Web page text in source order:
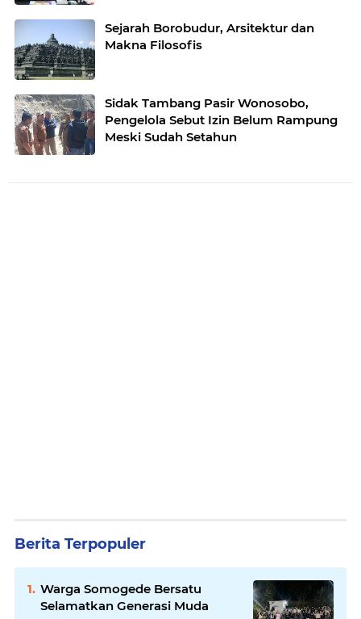
Sejarah Borobudur, Arsitektur dan
Makna Filosofis
Sidak Tambang Pasir Wonosobo,
Pengelola Sebut Izin Belum Rampung
Meski Sudah Setahun
Berita Terpopuler
Warga Somogede Bersatu
Selamatkan Generasi Muda